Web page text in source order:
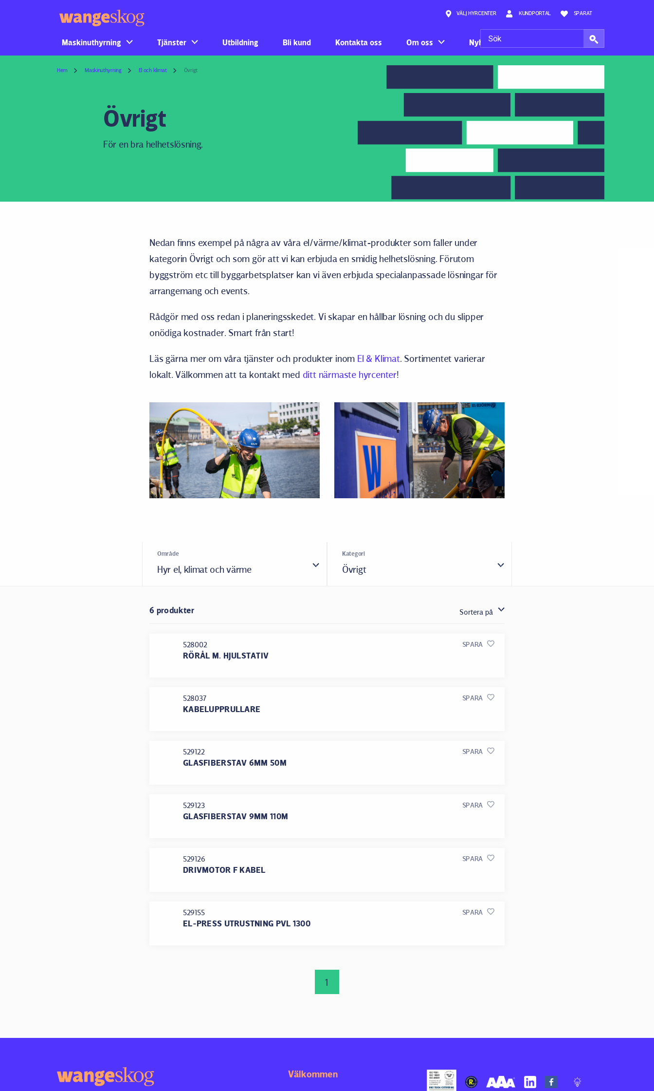
VÄLJ HYRCENTER KUNDPORTAL SPARAT
Maskinuthyrning Tjänster Utbildning Bli kund Kontakta oss Om oss Nyheter
Hem Maskinuthyrning El och klimat Övrigt
Övrigt
För en bra helhetslösning.
Nedan finns exempel på några av våra el/värme/klimat-produkter som faller under
kategorin Övrigt och som gör att vi kan erbjuda en smidig helhetslösning. Förutom
byggström etc till byggarbetsplatser kan vi även erbjuda specialanpassade lösningar för
arrangemang och events.
Rådgör med oss redan i planeringsskedet. Vi skapar en hållbar lösning och du slipper
onödiga kostnader. Smart från start!
Läs gärna mer om våra tjänster och produkter inom El & Klimat. Sortimentet varierar
lokalt. Välkommen att ta kontakt med ditt närmaste hyrcenter!
Område
Hyr el, klimat och värme
Kategori
Övrigt
6 produkter Sortera på
528002
RÖRÅL M. HJULSTATIV
SPARA
528037
KABELUPPRULLARE
SPARA
529122
GLASFIBERSTAV 6MM 50M
SPARA
529123
GLASFIBERSTAV 9MM 110M
SPARA
529126
DRIVMOTOR F KABEL
SPARA
529155
EL-PRESS UTRUSTNING PVL 1300
SPARA
1
Välkommen